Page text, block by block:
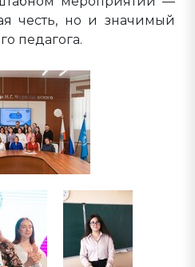
честь, но и значимый
педагога.